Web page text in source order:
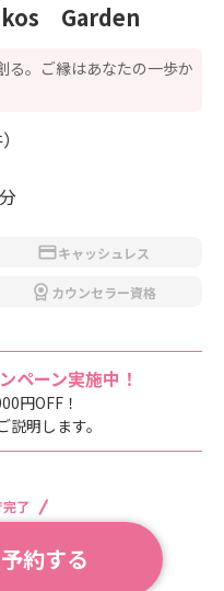
Garden
る。ご縁はあなたの一歩か
キャッシュレス
カウンセラー資格
ペーン実施中！
円OFF！
明します。
了
約する